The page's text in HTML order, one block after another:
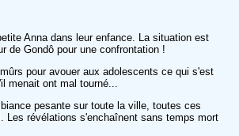
Anna dans leur enfance. La situation est
de Gondô pour une confrontation !
pour avouer aux adolescents ce qui s'est
ont mal tourné...
pesante sur toute la ville, toutes ces
Les révélations s'enchaînent sans temps mort